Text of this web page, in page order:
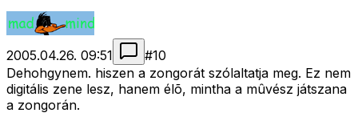
2005.04.26. 09:51 #10
Dehohgynem. hiszen a zongorát szólaltatja meg. Ez nem
digitális zene lesz, hanem élõ, mintha a mûvész játszana
a zongorán.